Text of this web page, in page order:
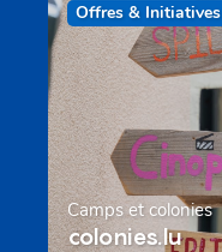
Offres & Initiatives
Camps et colonies
colonies.lu